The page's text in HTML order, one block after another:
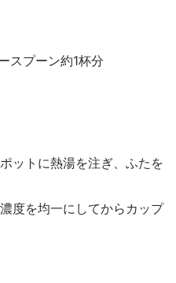
スプーン約1杯分
ットに熱湯を注ぎ、ふたを
度を均一にしてからカップ